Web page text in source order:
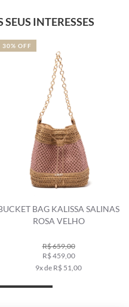
INTERESSES
BAG KALISSA SALINAS
ROSA VELHO
R$ 659,00
R$ 459,00
9x de R$ 51,00
30% OFF